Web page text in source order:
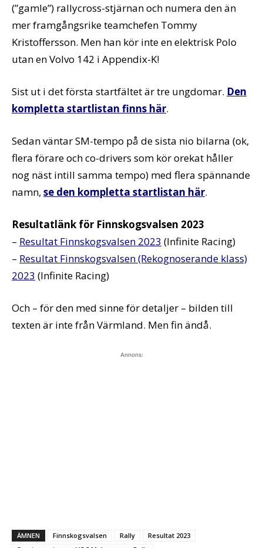
(”gamle”) rallycross-stjärnan och numera den än
mer framgångsrike teamchefen Tommy
Kristoffersson. Men han kör inte en elektrisk Polo
utan en Volvo 142 i Appendix-K!
Sist ut i det första startfältet är tre ungdomar. Den
kompletta startlistan finns här.
Sedan väntar SM-tempo på de sista nio bilarna (ok,
flera förare och co-drivers som kör orekat håller
nog näst intill samma tempo) med flera spännande
namn, se den kompletta startlistan här.
Resultatlänk för Finnskogsvalsen 2023
– Resultat Finnskogsvalsen 2023 (Infinite Racing)
– Resultat Finnskogsvalsen (Rekognoserande klass)
2023 (Infinite Racing)
Och – för den med sinne för detaljer – bilden till
texten är inte från Värmland. Men fin ändå.
Annons:
ÄMNEN Finnskogsvalsen Rally
Resultat 2023